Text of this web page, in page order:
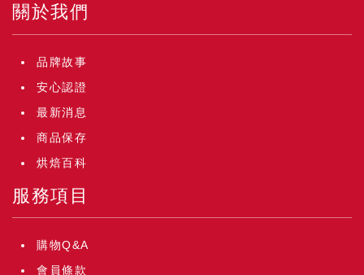
關於我們
品牌故事
安心認證
最新消息
商品保存
烘焙百科
服務項目
購物Q&A
會員條款